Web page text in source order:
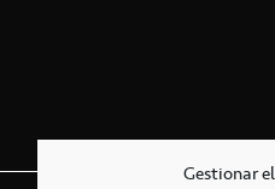
Gestionar